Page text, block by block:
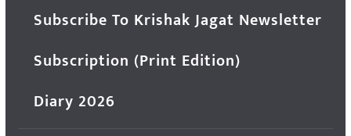
Subscribe To Krishak Jagat Newsletter
Subscription (Print Edition)
Diary 2026